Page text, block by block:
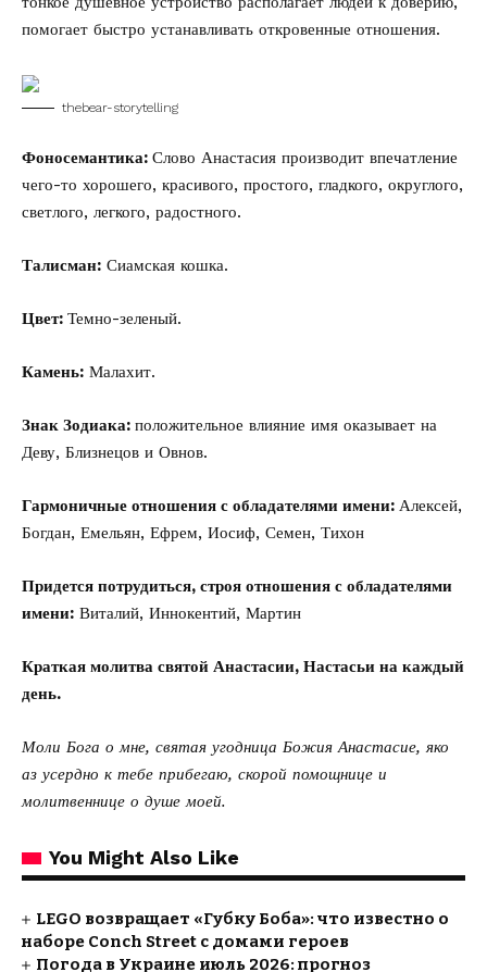
помогает быстро устанавливать откровенные отношения.
thebear-storytelling
Фоносемантика: Слово Анастасия производит впечатление
чего-то хорошего, красивого, простого, гладкого, округлого,
светлого, легкого, радостного.
Талисман: Сиамская кошка.
Цвет: Темно-зеленый.
Камень: Малахит.
Знак Зодиака: положительное влияние имя оказывает на
Деву, Близнецов и Овнов.
Гармоничные отношения с обладателями имени: Алексей,
Богдан, Емельян, Ефрем, Иосиф, Семен, Тихон
Придется потрудиться, строя отношения с обладателями
имени: Виталий, Иннокентий, Мартин
Краткая молитва святой Анастасии, Настасьи на каждый
день.
Моли Бога о мне, святая угодница Божия Анастасие, яко
аз усердно к тебе прибегаю, скорой помощнице и
молитвеннице о душе моей.
You Might Also Like
LEGO возвращает «Губку Боба»: что известно о
наборе Conch Street с домами героев
Погода в Украине июль 2026: прогноз